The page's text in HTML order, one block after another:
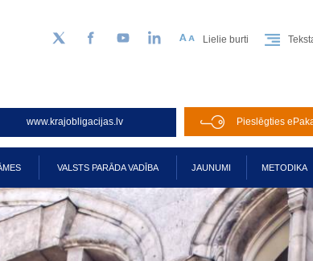
Sekojiet mums Twitter
FacebookYouTubeLinkedIn Lielie burti
www.krajobligacijas.lv Pieslēgties
VALSTS PARĀDA VADĪBA JAUNUMI METODIKA